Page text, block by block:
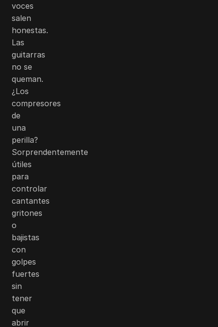
voces
salen
honestas.
Las
guitarras
no se
queman.
¿Los
compresores
de
una
perilla?
Sorprendentemente
útiles
para
controlar
cantantes
gritones
o
bajistas
con
golpes
fuertes
sin
tener
que
abrir